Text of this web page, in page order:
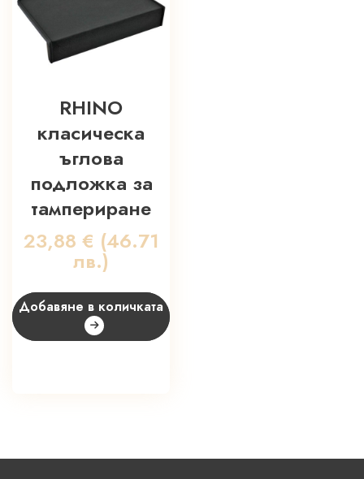
RHINO
класическа
ъглова
подложка за
тампериране
23,88 € (46.71
лв.)
Добавяне в количката